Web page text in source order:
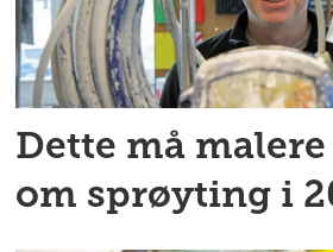
Dette må
om sprøyting i